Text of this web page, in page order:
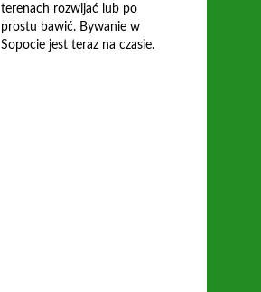
terenach rozwijać lub po
prostu bawić. Bywanie w
Sopocie jest teraz na czasie.